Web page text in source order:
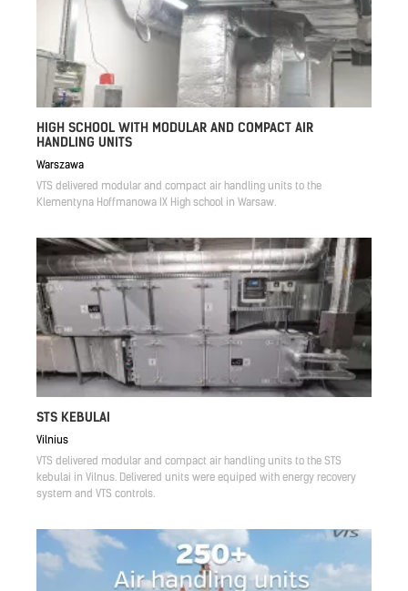
HIGH SCHOOL WITH MODULAR AND COMPACT AIR
HANDLING UNITS
Warszawa
VTS delivered modular and compact air handling units to the
Klementyna Hoffmanowa IX High school in Warsaw.
STS KEBULAI
Vilnius
VTS delivered modular and compact air handling units to the STS
kebulai in Vilnus. Delivered units were equiped with energy recovery
system and VTS controls.